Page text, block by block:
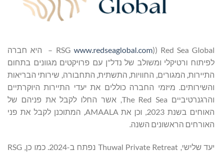
Red Sea Global ‏((RSG
www.redseaglobal.com
– היא חברה
לפיתוח ורטיקלי ומשולב של נדל"ן עם פרויקטים מגוונים בתחום
התיירות, המגורים, החוויות, התשתית, התחבורה, שירותי הבריאות
והשירותים. מיזמי החברה כוללים את יעדי התיירות היוקרתיים
והרגנרטיביים The Red Sea, אשר החלו לקבל את פניהם של
האוחים בשנת 2023, וכן את AMAALA, המתוכנן לקבל את פני
האורחים הראשונים השנה.
יעד שלישי, Thuwal Private Retreat נפתח ב-2024. כמו כן, RSG